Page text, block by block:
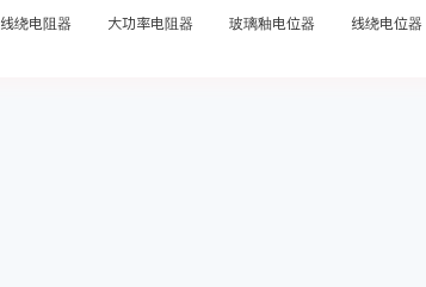
线绕电阻器 大功率电阻器 玻璃釉电位器 线绕电位器